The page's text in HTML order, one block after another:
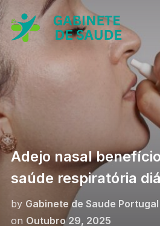
Skip
to
content
Adejo nasal
saúde respiratória
by Gabinete de Saude Portugal
on Posted
Outubro 29, 2025